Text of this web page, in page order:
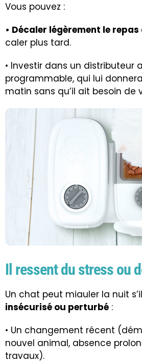
Vous pouvez :
• Décaler légèrement le
caler plus tard.
• Investir dans un distributeur
programmable, qui lui
matin sans qu’il ait besoin de
Il ressent du stress ou
Un chat peut miauler la nuit
insécurisé ou perturbé :
• Un changement récent
nouvel animal, absence
travaux).